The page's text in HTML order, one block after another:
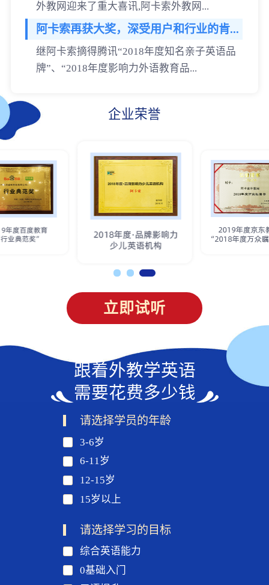
外教网迎来了重大喜讯,阿卡索外教网...
阿卡索再获大奖，深受用户和行业的肯...
继阿卡索摘得腾讯“2018年度知名亲子英语品
牌”、“2018年度影响力外语教育品...
企业荣誉
立即试听
跟着外教学英语
需要花费多少钱
请选择学员的年龄
3-6岁
6-11岁
12-15岁
15岁以上
请选择学习的目标
综合英语能力
0基础入门